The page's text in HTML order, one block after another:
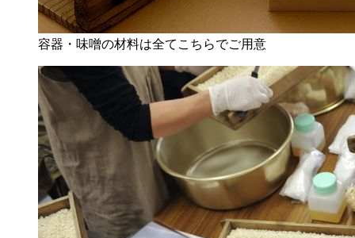
容器・味噌の材料は全てこちらでご用意